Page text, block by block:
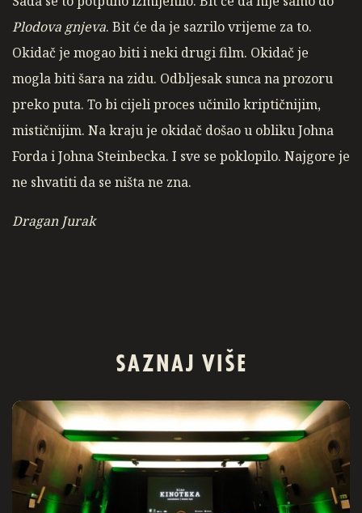
Plodova gnjeva. Bit će da je sazrilo vrijeme za to.
Okidač je mogao biti i neki drugi film. Okidač je
mogla biti šara na zidu. Odbljesak sunca na prozoru
preko puta. To bi cijeli proces učinilo kriptičnijim,
mističnijim. Na kraju je okidač došao u obliku Johna
Forda i Johna Steinbecka. I sve se poklopilo. Najgore je
ne shvatiti da se ništa ne zna.
Dragan Jurak
SAZNAJ VIŠE